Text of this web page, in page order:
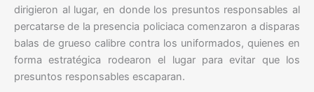
dirigieron al lugar, en donde los presuntos responsables al
percatarse de la presencia policiaca comenzaron a disparas
balas de grueso calibre contra los uniformados, quienes en
forma estratégica rodearon el lugar para evitar que los
presuntos responsables escaparan.